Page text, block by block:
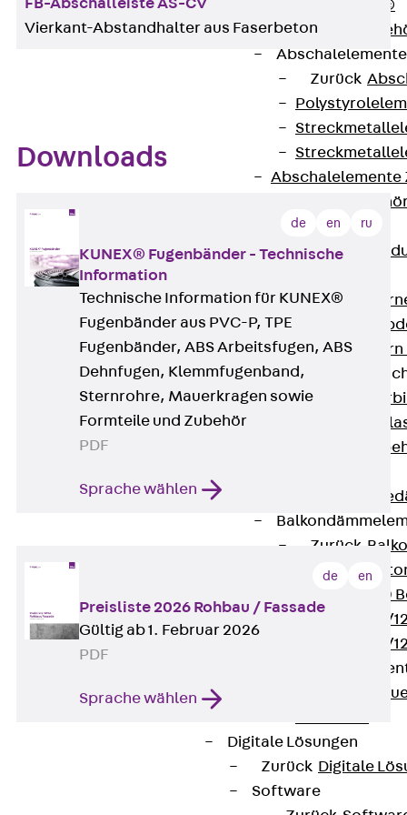
RAPIDOBAT®
Schalrohre
Zurück
Abschalelemente
Verbindung
Zurück
Zurück
Querkraftdorn
Zurück
Zurück
ISOPRO®
ISOPRO® 120
ISOPRO® 80/
ISOPRO® 80/
Digitale Lösungen
Zurück Digitale
Software
FB-Abschalleiste AS-CV
Vierkant-Abstandhalter aus Faserbeton
Downloads
de en ru
KUNEX® Fugenbänder - Technische
Information
Technische Information für KUNEX®
Fugenbänder aus PVC-P, TPE
Fugenbänder, ABS Arbeitsfugen, ABS
Dehnfugen, Klemmfugenband,
Sternrohre, Mauerkragen sowie
Formteile und Zubehör
PDF
Sprache wählen
de en
Preisliste 2026 Rohbau / Fassade
Gültig ab 1. Februar 2026
PDF
Sprache wählen